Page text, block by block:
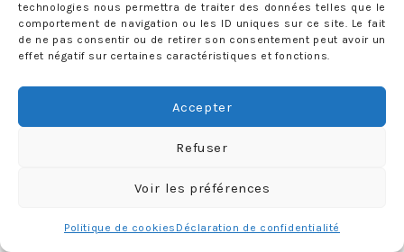
technologies nous permettra de traiter des données telles que le
comportement de navigation ou les ID uniques sur ce site. Le fait
de ne pas consentir ou de retirer son consentement peut avoir un
effet négatif sur certaines caractéristiques et fonctions.
Accepter
Refuser
Voir les préférences
Politique de cookies Déclaration de confidentialité
Jack & Jones* (similaire
AH (rire nerveux). Il faut dire qu’au départ je n’avais même